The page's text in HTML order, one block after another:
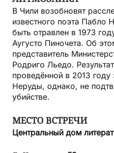
В Чили возобновят
известного поэта Пабло
быть отравлен в 1973
Аугусто Пиночета. Об
представитель
Родриго Льедо.
проведённой в 2013 году
Неруды, однако, не
убийстве.
МЕСТО ВСТРЕЧИ
Центральный дом